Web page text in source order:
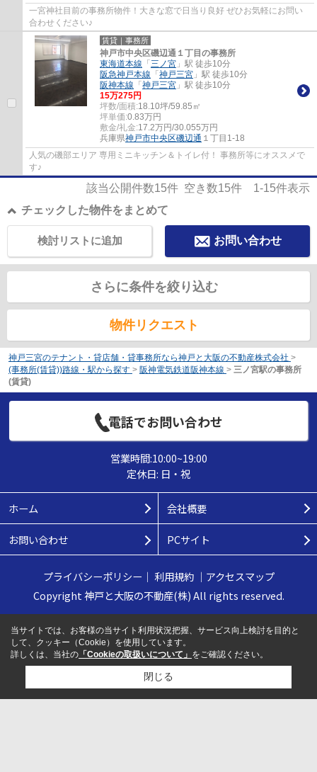
一宮神社目前の事務所物件！大きな窓で日当り良好 ぜひお気軽にお問い
合わせください♪
賃貸｜事務所
神戸市中央区磯辺通１丁目の事務所
東海道本線 「 三ノ宮 」駅 徒歩10分
阪急神戸本線 「 神戸三宮 」駅 徒歩10分
阪神本線 「 神戸三宮 」駅 徒歩10分
15万275円
坪数/面積:18.10坪/59.85㎡
坪単価:0.83万円
敷金/礼金:17.2万円/30.055万円
兵庫県神戸市中央区磯辺通 １丁目1-18
人気の磯部エリア 専用ミニキッチン＆トイレ付！ 事務所等にオススメで
す♪
該当公開件数15件 空き数15件 1-15件表示
チェックした物件をまとめて
お問い合わせ
検討リストに追加
さらに条件を絞り込む
物件リクエスト
神戸三宮のテナント・貸店舗・貸事務所なら神戸と大阪の不動産株式会社 >
(事務所(賃貸))路線・駅から探す > 阪神電気鉄道阪神本線 > 三ノ宮駅の事務所
(賃貸)
電話でお問い合わせ
営業時間:10:00~19:00
定休日: 日・祝
ホーム 会社概要
お問い合わせ PCサイト
プライバシーポリシー ｜ 利用規約｜ アクセスマップ
Copyright 神戸と大阪の不動産(株) All rights reserved.
当サイトでは、お客様の当サイト利用状況把握、サービス向上検討を目的と
して、クッキー（Cookie）を使用しています。
詳しくは、当社の 「Cookieの取扱いについて」 をご確認ください。
閉じる